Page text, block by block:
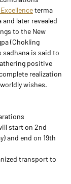
terma
and later revealed
to the New
(Chokling
sadhana is said to
positive
realization
wishes.
start on 2nd
and end on 19th
transport to